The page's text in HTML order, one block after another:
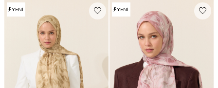
YENI YENI